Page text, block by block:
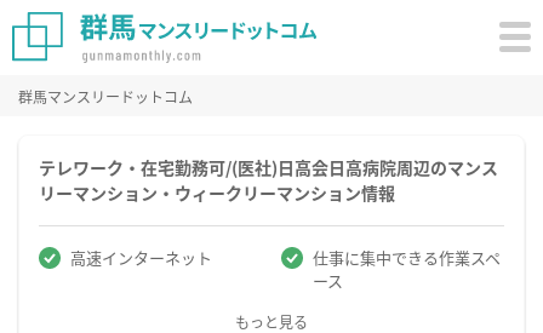
群馬マンスリードットコム
テレワーク・在宅勤務可/(医社)日高会日高病院周辺のマンス
リーマンション・ウィークリーマンション情報
高速インターネット
仕事に集中できる作業スペ
ース
もっと見る